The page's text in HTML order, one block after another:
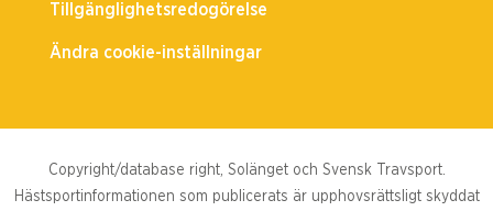
Tillgänglighetsredogörelse
Ändra cookie-inställningar
Copyright/database right, Solänget och Svensk Travsport.
Hästsportinformationen som publicerats är upphovsrättsligt skyddat